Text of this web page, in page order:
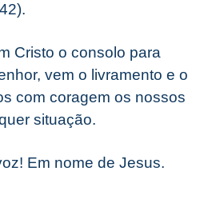
Cristo o consolo para
vem o livramento e o
com coragem os nossos
situação.
Em nome de Jesus.